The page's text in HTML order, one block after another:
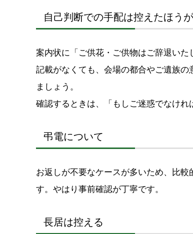
自己判断での手配は控えたほう
案内状に「ご供花・ご供物はご辞退いた
記載がなくても、会場の都合やご遺族
ましょう。
確認するときは、「もしご迷惑でなけ
弔電について
お返しが不要なケースが多いため、比
す。やはり事前確認が丁寧です。
長居は控える